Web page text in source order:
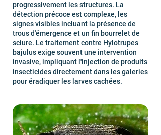
progressivement les structures. La
détection précoce est complexe, les
signes visibles incluant la présence de
trous d'émergence et un fin bourrelet de
sciure. Le traitement contre Hylotrupes
bajulus exige souvent une intervention
invasive, impliquant l'injection de produits
insecticides directement dans les galeries
pour éradiquer les larves cachées.